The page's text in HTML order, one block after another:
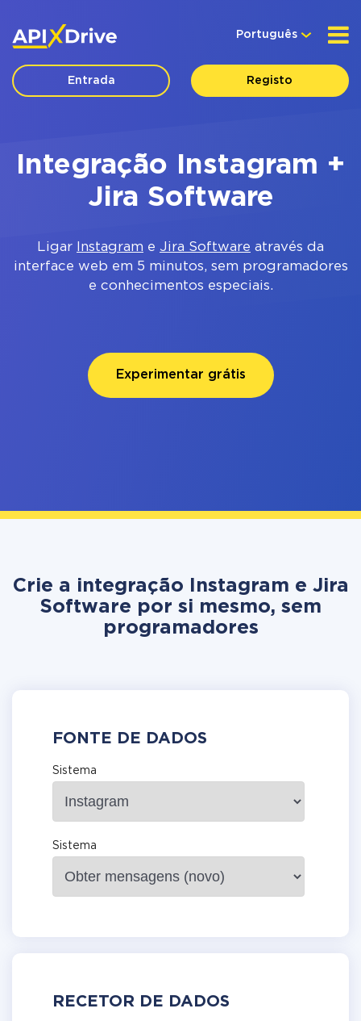
Português
Entrada Registo
Integração Instagram +
Jira Software
Ligar Instagram e Jira Software através da
interface web em 5 minutos, sem programadores
e conhecimentos especiais.
Experimentar grátis
Crie a integração Instagram e Jira
Software por si mesmo, sem
programadores
FONTE DE DADOS
Sistema
Sistema
RECETOR DE DADOS